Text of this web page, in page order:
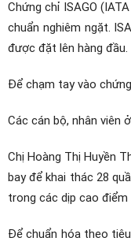
Chứng chỉ ISAGO
chuẩn nghiêm ngặt.
được đặt lên hàng đầu.
Để chạm tay vào
Các cán bộ, nhân viên
Chị Hoàng Thị Huyền
bay để khai thác 28
trong các dịp cao điểm
Để chuẩn hóa theo